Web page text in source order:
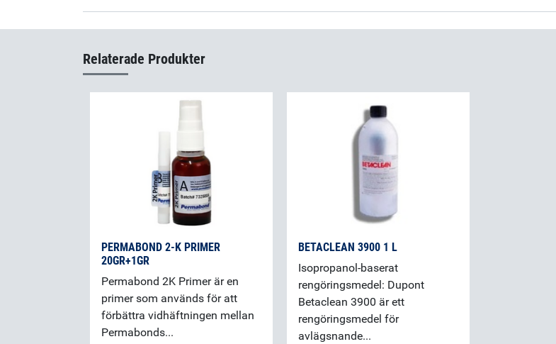
Permabond ES562 (sv-SE)
Relaterade Produkter
PERMABOND 2-K PRIMER
20GR+1GR
Permabond 2K Primer är en
primer som används för att
förbättra vidhäftningen mellan
Permabonds...
BETACLEAN 3900 1 L
Isopropanol-baserat
rengöringsmedel: Dupont
Betaclean 3900 är ett
rengöringsmedel för
avlägsnande...